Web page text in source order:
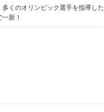
くのオリンピック選手を指導した
新！